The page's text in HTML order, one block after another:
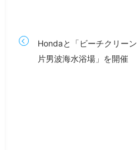
Hondaと「ビーチクリー
片男波海水浴場」を開催